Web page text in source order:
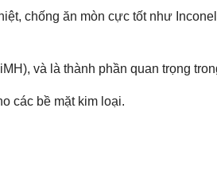
chống ăn mòn cực tốt như
và là thành phần quan trọng
các bề mặt kim loại.